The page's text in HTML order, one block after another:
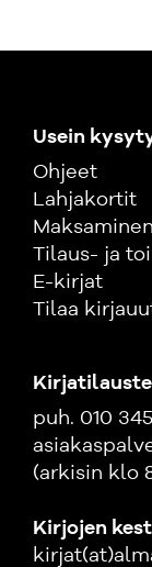
Usein
Ohjeet
Lahjakortit
Maksaminen
Tilaus- ja
E-kirjat
Tilaa
puh. 010
(arkisin klo
Kirjojen